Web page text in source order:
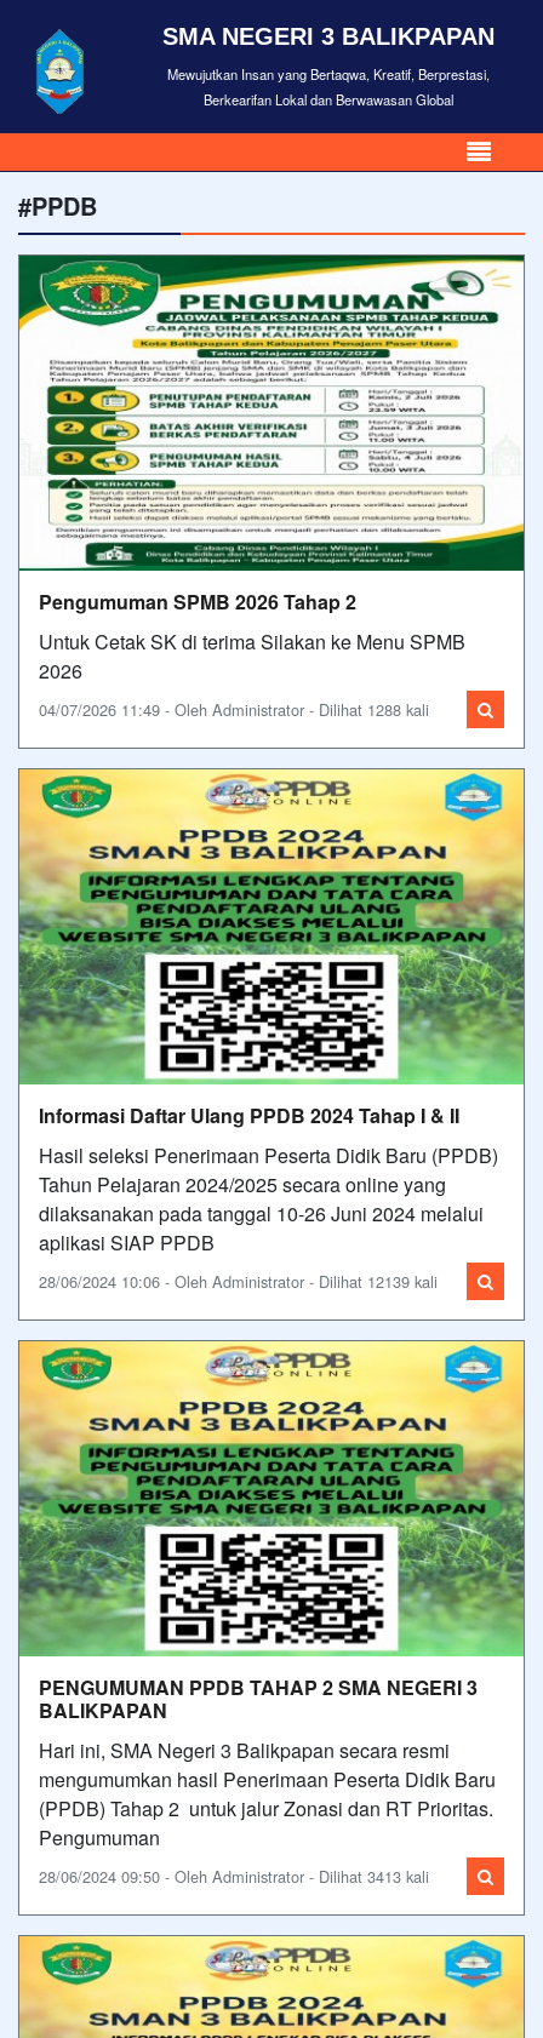
SMA NEGERI 3 BALIKPAPAN
Mewujutkan Insan yang Bertaqwa, Kreatif, Berprestasi,
Berkearifan Lokal dan Berwawasan Global
#PPDB
Pengumuman SPMB 2026 Tahap 2
Untuk Cetak SK di terima Silakan ke Menu SPMB
2026
04/07/2026 11:49 - Oleh Administrator - Dilihat 1288 kali
Informasi Daftar Ulang PPDB 2024 Tahap I & II
Hasil seleksi Penerimaan Peserta Didik Baru (PPDB)
Tahun Pelajaran 2024/2025 secara online yang
dilaksanakan pada tanggal 10-26 Juni 2024 melalui
aplikasi SIAP PPDB
28/06/2024 10:06 - Oleh Administrator - Dilihat 12139 kali
PENGUMUMAN PPDB TAHAP 2 SMA NEGERI 3
BALIKPAPAN
Hari ini, SMA Negeri 3 Balikpapan secara resmi
mengumumkan hasil Penerimaan Peserta Didik Baru
(PPDB) Tahap 2 untuk jalur Zonasi dan RT Prioritas.
Pengumuman
28/06/2024 09:50 - Oleh Administrator - Dilihat 3413 kali